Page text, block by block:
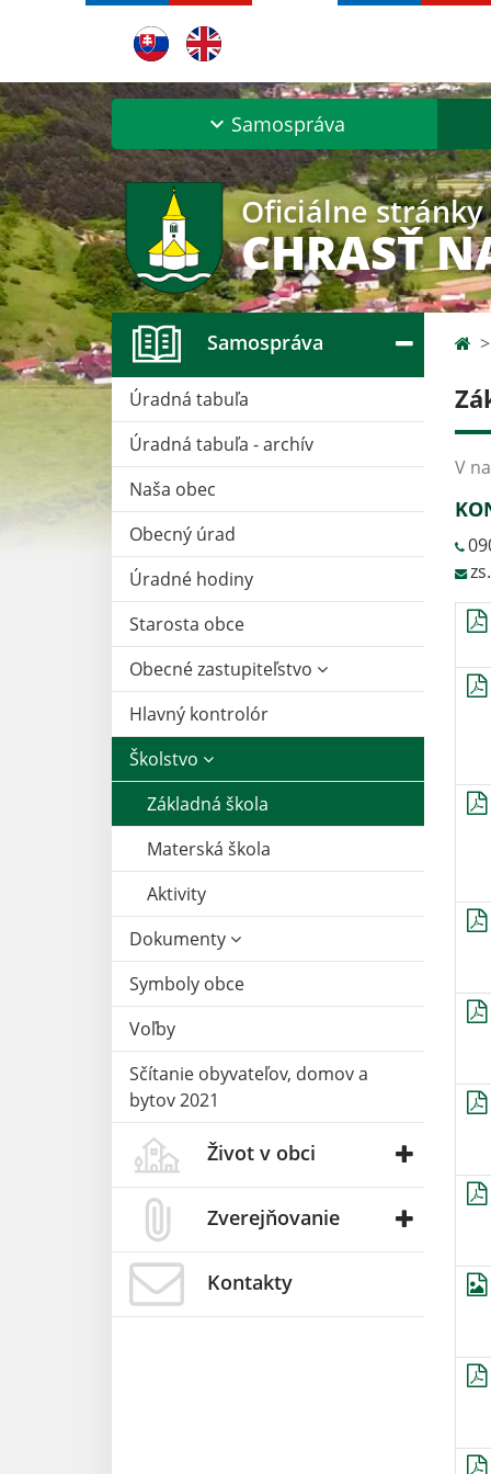
Samospráva
Oficiálne stránky
CHRASŤ
Samospráva
Úradná tabuľa
Úradná tabuľa - archív
Naša obec
Obecný úrad
Úradné hodiny
Starosta obce
Obecné zastupiteľstvo
Hlavný kontrolór
Školstvo
Základná škola
Materská škola
Aktivity
Dokumenty
Symboly obce
Voľby
Sčítanie obyvateľov, domov a
bytov 2021
Život v obci
Zverejňovanie
Kontakty
V